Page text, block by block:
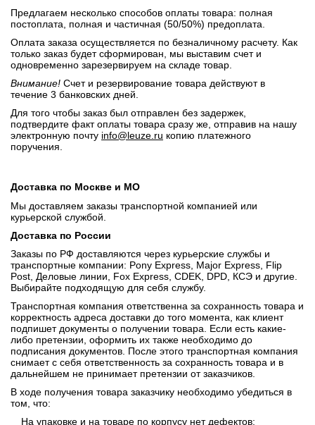
Предлагаем несколько способов оплаты товара: полная
постоплата, полная и частичная (50/50%) предоплата.
Оплата заказа осуществляется по безналичному расчету. Как
только заказ будет сформирован, мы выставим счет и
одновременно зарезервируем на складе товар.
Внимание! Счет и резервирование товара действуют в
течение 3 банковских дней.
Для того чтобы заказ был отправлен без задержек,
подтвердите факт оплаты товара сразу же, отправив на нашу
электронную почту info@leuze.ru копию платежного
поручения.
Доставка по Москве и МО
Мы доставляем заказы транспортной компанией или
курьерской службой.
Доставка по России
Заказы по РФ доставляются через курьерские службы и
транспортные компании: Pony Express, Major Express, Flip
Post, Деловые линии, Fox Express, CDEK, DPD, КСЭ и другие.
Выбирайте подходящую для себя службу.
Транспортная компания ответственна за сохранность товара и
корректность адреса доставки до того момента, как клиент
подпишет документы о получении товара. Если есть какие-
либо претензии, оформить их также необходимо до
подписания документов. После этого транспортная компания
снимает с себя ответственность за сохранность товара и в
дальнейшем не принимает претензии от заказчиков.
В ходе получения товара заказчику необходимо убедиться в
том, что:
На упаковке и на товаре по корпусу нет дефектов;